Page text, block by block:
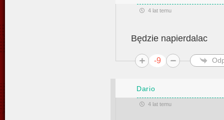
4 lat temu
Będzie napierdalac
-9
Dario
4 lat temu